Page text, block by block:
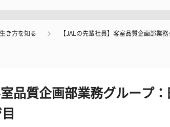
生き方を知る 【JALの先輩社員】客室品質企画部業
品質企画部業務グループ：